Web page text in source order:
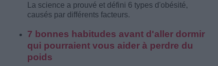
La science a prouvé et défini 6 types d'obésité,
causés par différents facteurs.
7 bonnes habitudes avant d'aller dormir
qui pourraient vous aider à perdre du
poids